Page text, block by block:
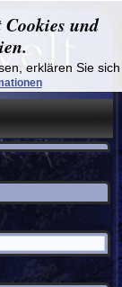
und
erklären Sie sich